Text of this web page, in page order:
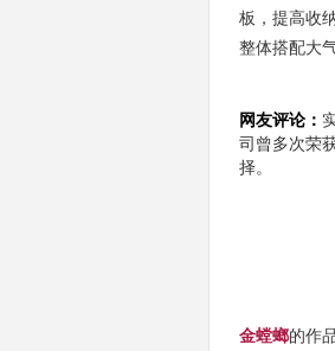
板，提高收
整体搭配大气
网友评论：
司曾多次荣
择。
金螳螂的作